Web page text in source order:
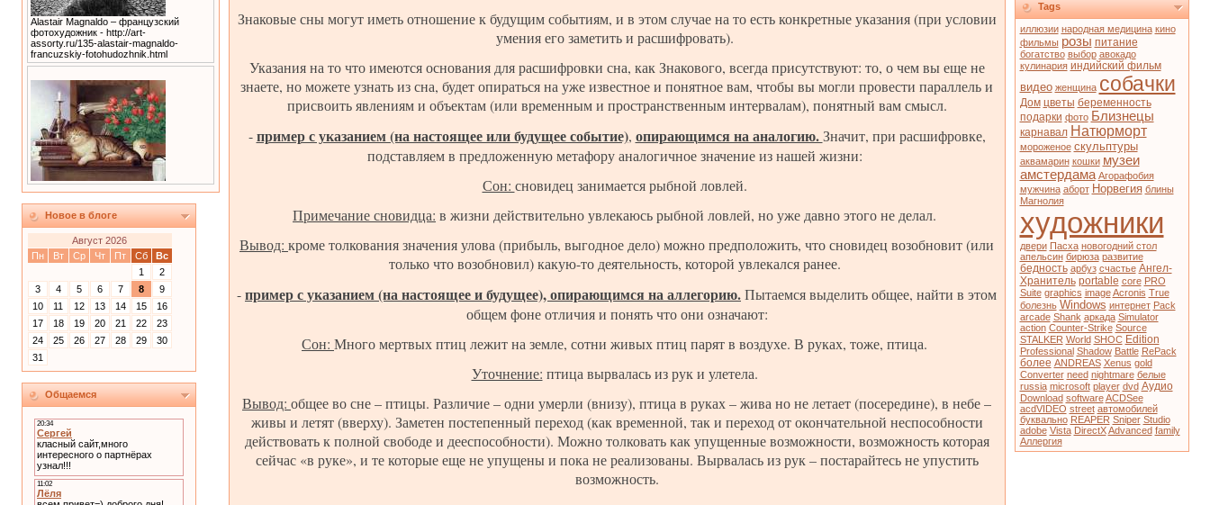
Alastair Magnaldo – французский
фотохудожник - http://art-
assorty.ru/135-alastair-magnaldo-
francuzskiy-fotohudozhnik.html
Новое в блоге
Август 2026
Пн
Вт Ср Чт Пт Сб
Вс
1
2
3
4 5 6 7 8
9
10
11 12 13 14 15
16
17
18 19 20 21 22
23
24
25 26 27 28 29
30
31
Общаемся
Знаковые сны могут иметь отношение к будущим событиям, и в этом случае на то есть конкретные указания (при условии
умения его заметить и расшифровать).
Указания на то что имеются основания для расшифровки сна, как Знакового, всегда присутствуют: то, о чем вы еще не
знаете, но можете узнать из сна, будет опираться на уже известное и понятное вам, чтобы вы могли провести параллель и
присвоить явлениям и объектам (или временным и пространственным интервалам), понятный вам смысл.
-пример с указанием (на настоящее или будущее событие), опирающимся на аналогию.Значит, при расшифровке,
подставляем в предложенную метафору аналогичное значение из нашей жизни:
Сон: сновидец занимается рыбной ловлей.
Примечание сновидца: в жизни действительно увлекаюсь рыбной ловлей, но уже давно этого не делал.
Вывод: кроме толкования значения улова (прибыль, выгодное дело) можно предположить, что сновидец возобновит (или
только что возобновил) какую-то деятельность, которой увлекался ранее.
-пример с указанием (на настоящее и будущее), опирающимся на аллегорию.Пытаемся выделить общее, найти в этом
общем фоне отличия и понять что они означают:
Сон: Много мертвых птиц лежит на земле, сотни живых птиц парят в воздухе. В руках, тоже, птица.
Уточнение: птица вырвалась из рук и улетела.
Вывод: общее во сне – птицы. Различие – одни умерли (внизу), птица в руках – жива но не летает (посередине), в небе –
живы и летят (вверху). Заметен постепенный переход (как временной, так и переход от окончательной неспособности
действовать к полной свободе и дееспособности). Можно толковать как упущенные возможности, возможность которая
сейчас «в руке», и те которые еще не упущены и пока не реализованы. Вырвалась из рук – постарайтесь не упустить
возможность.
Tags
иллюзии народная медицина кино
фильмы розы питание
богатство выбор авокадо
кулинария индийский фильм
видео женщина собачки
Дом цветы беременность
подарки фото Близнецы
карнавал Натюрморт
мороженое скульптуры
аквамарин кошки музеи
амстердама Агорафобия
мужчина аборт Норвегия блины
Магнолия
художники
двери Пасха новогодний стол
апельсин бирюза развитие
бедность арбуз счастье Ангел-
Хранитель portable core PRO
Suite graphics image Acronis True
болезнь Windows интернет Pack
arcade Shank аркада Simulator
action Counter-Strike Source
STALKER World SHOC Edition
Professional Shadow Battle RePack
более ANDREAS Xenus gold
Converter need nightmare белые
russia microsoft player dvd Аудио
Download software ACDSee
acdVIDEO street автомобилей
буквально REAPER Sniper Studio
adobe Vista DirectX Advanced family
Аллергия